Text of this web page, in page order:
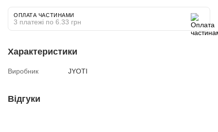
ОПЛАТА ЧАСТИНАМИ
3 платежі по 6.33 грн
Характеристики
Виробник JYOTI
Відгуки